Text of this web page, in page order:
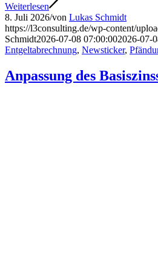
Weiterlesen
8. Juli 2026/von Lukas Schmidt
https://l3consulting.de/wp-content/
Schmidt2026-07-08 07:00:002026-07-
Entgeltabrechnung, Newsticker,
Anpassung des